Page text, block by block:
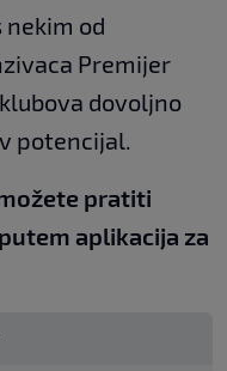
nekim od
Premijer
dovoljno
potencijal.
pratiti
aplikacija za